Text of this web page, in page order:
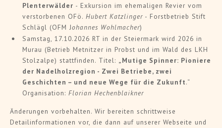
Plenterwälder - Exkursion im ehemaligen Revier vom
verstorbenen OFö. Hubert Katzlinger - Forstbetrieb Stift
Schlägl (OFM Johannes Wohlmacher)
Samstag, 17.10.2026 RT in der Steiermark wird 2026 in
Murau (Betrieb Metnitzer in Probst und im Wald des LKH
Stolzalpe) stattfinden. Titel: „Mutige Spinner: Pioniere
der Nadelholzregion - Zwei Betriebe, zwei
Geschichten – und neue Wege für die Zukunft.“
Organisation: Florian Hechenblaikner
Änderungen vorbehalten. Wir bereiten schrittweise
Detailinformationen vor, die dann auf unserer Webseite und